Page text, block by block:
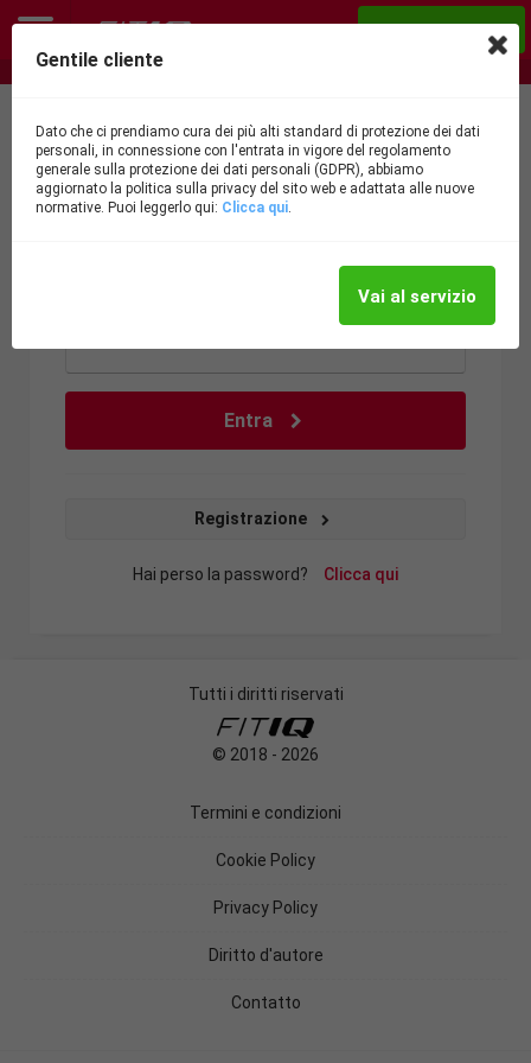
Nutrizionista e personal trainer ONLINE!
Accedi
Entra
Registrazione
Hai perso la password? Clicca qui
Tutti i diritti riservati
© 2018 - 2026
Termini e condizioni
Cookie Policy
Privacy Policy
Diritto d'autore
Contatto
Gentile cliente
Dato che ci prendiamo cura dei più alti standard di protezione dei dati
personali, in connessione con l'entrata in vigore del regolamento
generale sulla protezione dei dati personali (GDPR), abbiamo
aggiornato la politica sulla privacy del sito web e adattata alle nuove
normative. Puoi leggerlo qui: Clicca qui.
Vai al servizio